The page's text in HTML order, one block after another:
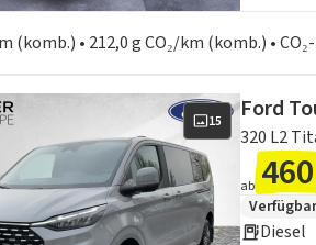
(komb.) • 212,0 g CO₂/km (komb.) •
15 Ford
320 L2
ab
Diesel